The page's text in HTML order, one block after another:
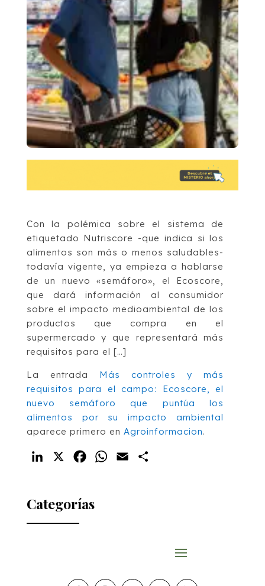
Con la polémica sobre el sistema de
etiquetado Nutriscore -que indica si los
alimentos son más o menos saludables-
todavía vigente, ya empieza a hablarse
de un nuevo «semáforo», el Ecoscore,
que dará información al consumidor
sobre el impacto medioambiental de los
productos que compra en el
supermercado y que representará más
requisitos para el […]
La entrada Más controles y más
requisitos para el campo: Ecoscore, el
nuevo semáforo que puntúa los
alimentos por su impacto ambiental
aparece primero en Agroinformacion.
LinkedIn FacebookWhatsApp
Email
Categorías